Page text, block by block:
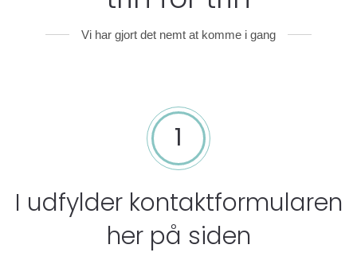
Vi har gjort det nemt at komme i gang
1
I udfylder kontaktformularen
her på siden